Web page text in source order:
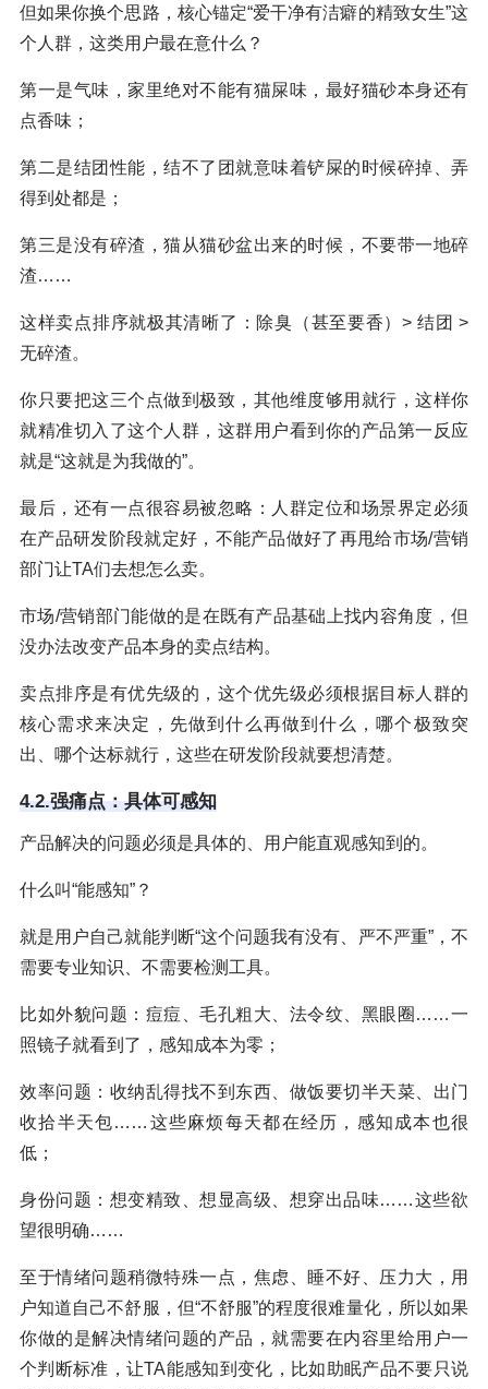
但如果你换个思路，核心锚定“爱干净有洁癖的精致女生”这
个人群，这类用户最在意什么？
第一是气味，家里绝对不能有猫屎味，最好猫砂本身还有
点香味；
第二是结团性能，结不了团就意味着铲屎的时候碎掉、弄
得到处都是；
第三是没有碎渣，猫从猫砂盆出来的时候，不要带一地碎
渣……
这样卖点排序就极其清晰了：除臭（甚至要香）> 结团 >
无碎渣。
你只要把这三个点做到极致，其他维度够用就行，这样你
就精准切入了这个人群，这群用户看到你的产品第一反应
就是“这就是为我做的”。
最后，还有一点很容易被忽略：人群定位和场景界定必须
在产品研发阶段就定好，不能产品做好了再甩给市场/营销
部门让TA们去想怎么卖。
市场/营销部门能做的是在既有产品基础上找内容角度，但
没办法改变产品本身的卖点结构。
卖点排序是有优先级的，这个优先级必须根据目标人群的
核心需求来决定，先做到什么再做到什么，哪个极致突
出、哪个达标就行，这些在研发阶段就要想清楚。
4.2.强痛点：具体可感知
产品解决的问题必须是具体的、用户能直观感知到的。
什么叫“能感知”？
就是用户自己就能判断“这个问题我有没有、严不严重”，不
需要专业知识、不需要检测工具。
比如外貌问题：痘痘、毛孔粗大、法令纹、黑眼圈……一
照镜子就看到了，感知成本为零；
效率问题：收纳乱得找不到东西、做饭要切半天菜、出门
收拾半天包……这些麻烦每天都在经历，感知成本也很
低；
身份问题：想变精致、想显高级、想穿出品味……这些欲
望很明确……
至于情绪问题稍微特殊一点，焦虑、睡不好、压力大，用
户知道自己不舒服，但“不舒服”的程度很难量化，所以如果
你做的是解决情绪问题的产品，就需要在内容里给用户一
个判断标准，让TA能感知到变化，比如助眠产品不要只说